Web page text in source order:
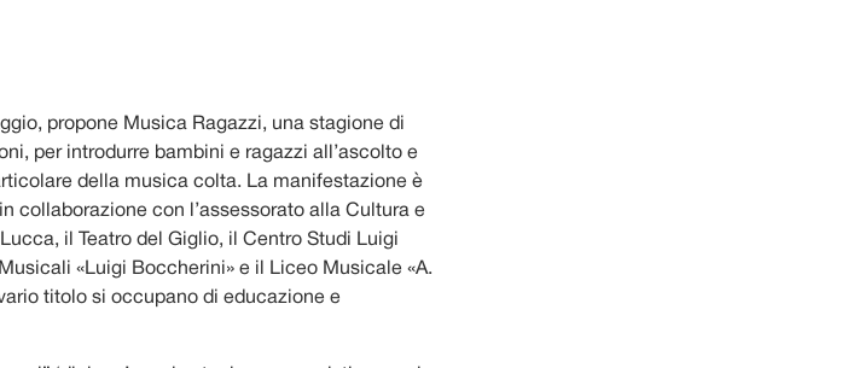
propone Musica Ragazzi, una stagione di
per introdurre bambini e ragazzi all’ascolto e
della musica colta. La manifestazione è
collaborazione con l’assessorato alla Cultura e
il Teatro del Giglio, il Centro Studi Luigi
«Luigi Boccherini» e il Liceo Musicale «A.
titolo si occupano di educazione e